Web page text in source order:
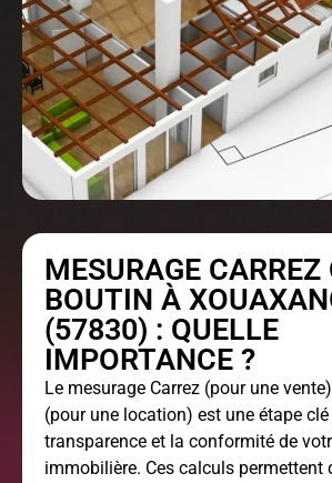
MESURAGE CARREZ
BOUTIN À
(57830) : QUELLE
IMPORTANCE ?
Le mesurage Carrez (pour une
(pour une location) est une étape
transparence et la conformité de
immobilière. Ces calculs permettent